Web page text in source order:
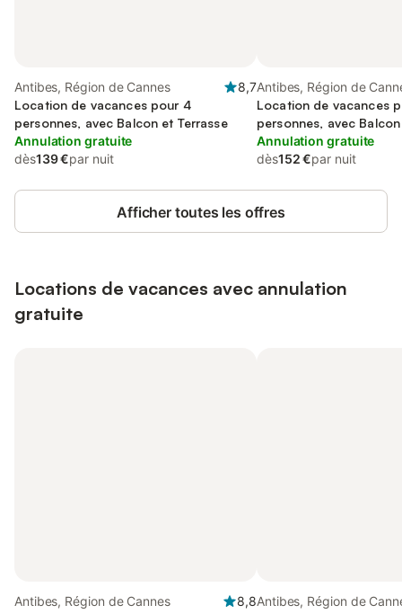
Antibes, Région de Cannes
8,7
Location de vacances pour 4
personnes, avec Balcon et Terrasse
Annulation gratuite
dès139 €par nuit
Antibes, Région de
Location de vacances
personnes, avec
Terrasse et Piscine
Annulation gratuite
dès152 €par nuit
Afficher toutes les offres
Locations de vacances avec annulation
gratuite
Antibes, Région de Cannes
8,8Antibes, Région de